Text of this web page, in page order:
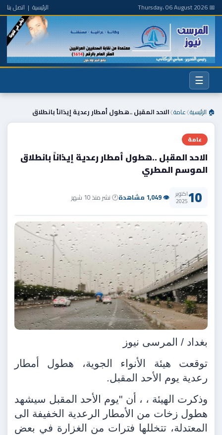
📅 Thursday، 06 August 2026 الرئيسية | اتصل بنا
☰
🏠 الرئيسية❯عامة❯الاحد المقبل ..هطول أمطار رعدية إيذاناً بانطلاق
عامة
الاحد المقبل ..هطول أمطار رعدية إيذاناً بانطلاق
الموسم المطري
10اكتوبر
2025 👁 1,049 مشاهدة 🕐 نشر منذ 10 شهر
بغداد / المرسى نيوز
توقعت هيئة الأنواء الجوية، هطول أمطار
رعدية يوم الأحد المقبل.
وذكرت الهيئة ، ، أن "يوم الأحد المقبل سيشهد
هطول زخات من الأمطار الرعدية الخفيفة الى
المعتدلة، تتخللها فترات من الغزارة في بعض